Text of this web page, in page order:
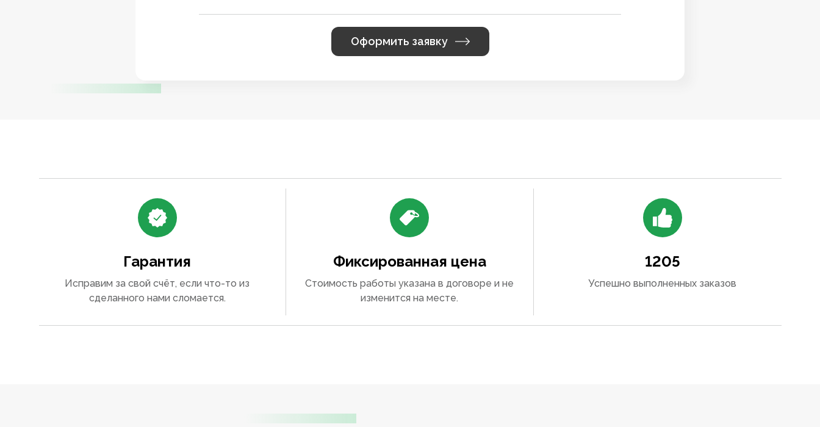
Оформить заявку
Гарантия
Исправим за свой счёт, если что-то из
сделанного нами сломается.
Фиксированная цена
Стоимость работы указана в договоре и не
изменится на месте.
1205
Успешно выполненных заказов